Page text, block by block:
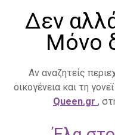
Δεν
Μόνο
Αν αναζητείς
οικογένεια και τη
Queen.gr ,